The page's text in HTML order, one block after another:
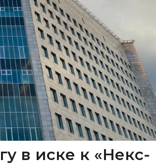
в иске к «Некс-